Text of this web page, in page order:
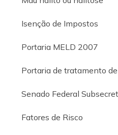
Isenção de Impostos
Portaria MELD 2007
Portaria de tratamento
Senado Federal
Fatores de Risco